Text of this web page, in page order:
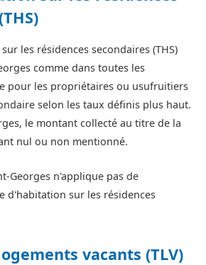
les résidences secondaires (THS)
comme dans toutes les
pour les propriétaires ou usufruitiers
selon les taux définis plus haut.
le montant collecté au titre de la
nul ou non mentionné.
Georges n'applique pas de
d'habitation sur les résidences
vacants (TLV)